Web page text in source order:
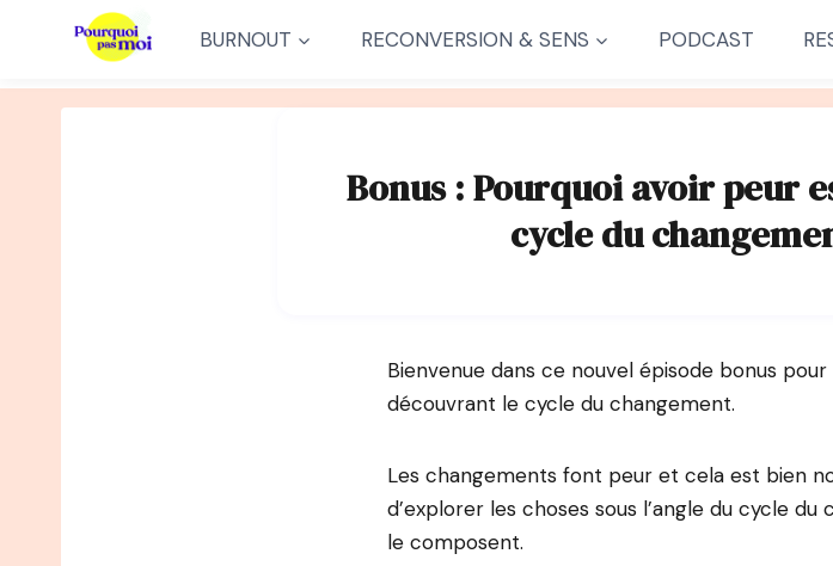
BURNOUT RECONVERSION & SENS PODCAST
Bonus : Pourquoi avoir peur
cycle du
Bienvenue dans ce nouvel épisode bonus
découvrant le cycle du changement.
Les changements font peur et cela est bien
d’explorer les choses sous l’angle du cycle
le composent.